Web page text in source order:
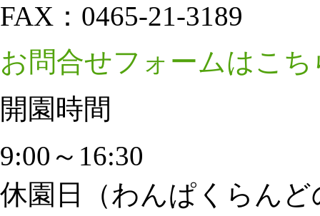
FAX： 0465-21-3189
お問合せフォームはこち
開園時間
9:00～16:30
休園日（わんぱくらんど